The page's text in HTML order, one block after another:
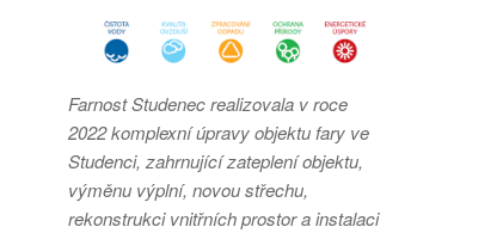
Farnost Studenec realizovala v roce
2022 komplexní úpravy objektu fary ve
Studenci, zahrnující zateplení objektu,
výměnu výplní, novou střechu,
rekonstrukci vnitřních prostor a instalaci